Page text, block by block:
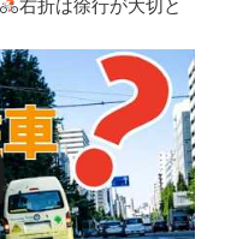
右折は徐行が大切と